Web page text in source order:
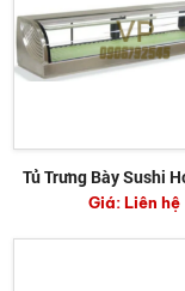
Tủ Trưng Bày Sushi
HNC-210BE-R-S
Giá:Liên hệ